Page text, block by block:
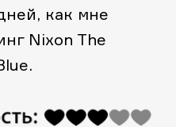
как мне
Nixon The